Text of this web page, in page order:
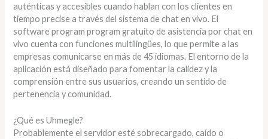
auténticas y accesibles cuando hablan con los clientes en
tiempo precise a través del sistema de chat en vivo. El
software program program gratuito de asistencia por chat en
vivo cuenta con funciones multilingües, lo que permite a las
empresas comunicarse en más de 45 idiomas. El entorno de la
aplicación está diseñado para fomentar la calidez y la
comprensión entre sus usuarios, creando un sentido de
pertenencia y comunidad.
¿Qué es Uhmegle?
Probablemente el servidor esté sobrecargado, caído o